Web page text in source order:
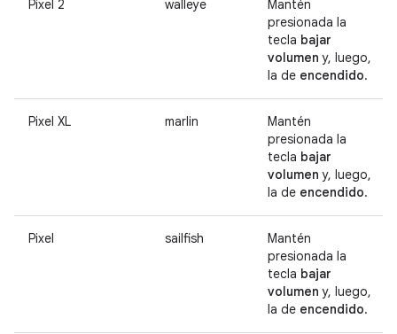
Pixel 2 walleye
Mantén
presionada la
tecla bajar
volumen y, luego,
la de encendido.
Pixel XL marlin
Mantén
presionada la
tecla bajar
volumen y, luego,
la de encendido.
Pixel sailfish
Mantén
presionada la
tecla bajar
volumen y, luego,
la de encendido.